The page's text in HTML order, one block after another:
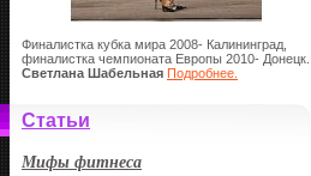
Финалистка кубка мира 2008- Калининград,
финалистка чемпионата Европы 2010- Донецк.
Светлана Шабельная Подробнее.
Статьи
Мифы фитнеса